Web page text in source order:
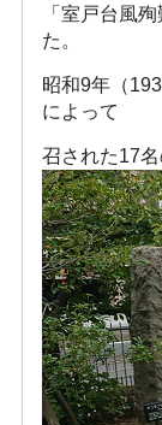
「室戸台風
た。
昭和9年（
によって
召された17